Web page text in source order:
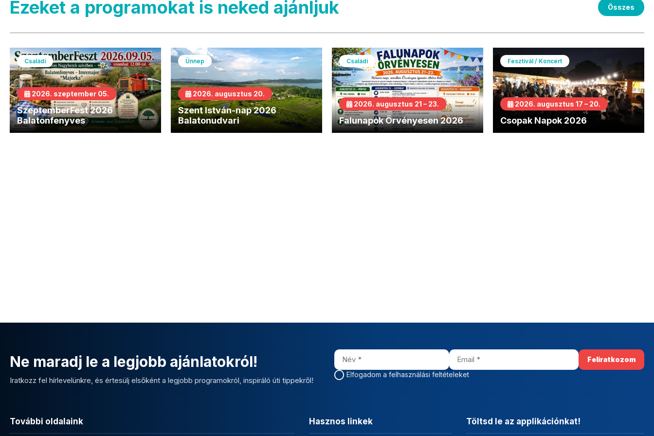
Ezeket a programokat is neked ajánljuk Összes
Családi
2026. szeptember 05.
SzeptemberFest 2026
Balatonfenyves
Ünnep
2026. augusztus 20.
Szent István-nap 2026
Balatonudvari
Családi
2026. augusztus 21 – 23.
Falunapok Örvényesen 2026
Fesztivál / Koncert
2026. augusztus 17 – 20.
Csopak Napok 2026
Ne maradj le a legjobb ajánlatokról!
Iratkozz fel hírlevelünkre, és értesülj elsőként a legjobb programokról, inspiráló úti tippekről!
Elfogadom a felhasználási feltételeket
További oldalaink Hasznos linkek Töltsd le az applikációnkat!